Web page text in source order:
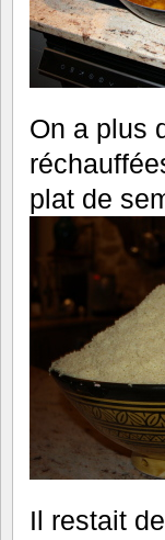
On a plus
plat de
Il restait